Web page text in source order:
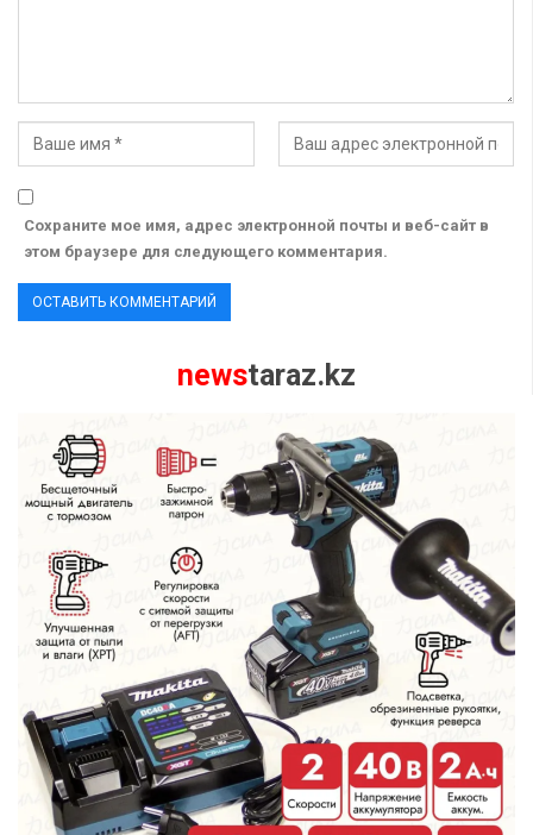
Сохраните мое имя, адрес электронной почты и веб-сайт в
этом браузере для следующего комментария.
newstaraz.kz